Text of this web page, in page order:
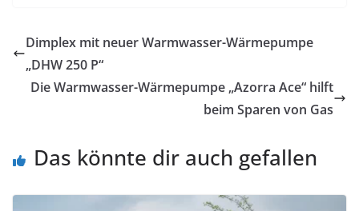
Dimplex mit neuer Warmwasser-Wärmepumpe
„DHW 250 P“
Die Warmwasser-Wärmepumpe „Azorra Ace“ hilft
beim Sparen von Gas
Das könnte dir auch gefallen